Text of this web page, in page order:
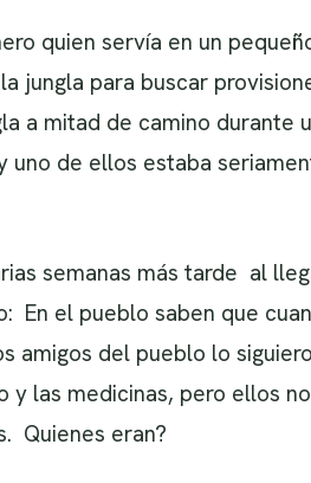
quien servía en un
jungla para buscar
a mitad de camino durante
de ellos estaba
semanas más tarde al
En el pueblo saben que
amigos del pueblo lo
las medicinas, pero ellos
Quienes eran?